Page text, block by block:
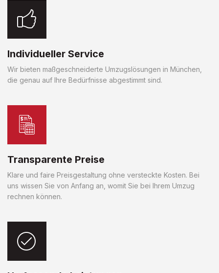
Individueller Service
Wir bieten maßgeschneiderte Umzugslösungen in München,
die genau auf Ihre Bedürfnisse abgestimmt sind.
Transparente Preise
Klare und faire Preisgestaltung ohne versteckte Kosten. Bei
uns wissen Sie von Anfang an, womit Sie bei Ihrem Umzug
rechnen können.